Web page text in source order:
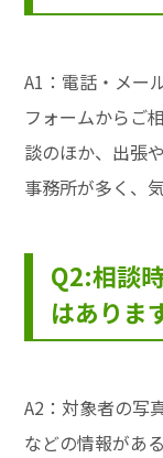
A1：電話・メー
フォームからご
談のほか、出張
事務所が多く、
Q2:相談
はありま
A2：対象者の写
などの情報があ